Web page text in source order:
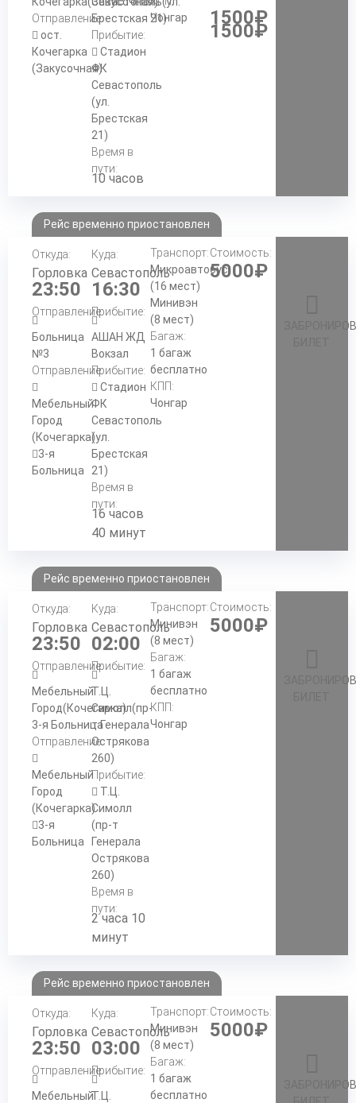
Отправление:
ост.
Кочегарка
(Закусочная)
Брестская 21)
Прибытие:
Стадион
ФК
Севастополь
(ул.
Брестская
21)
Время в
пути:
10 часов
Чонгар
1500₽
1500₽
Рейс временно приостановлен
Откуда:
Горловка
23:50
Отправление:
Больница
№3
Отправление:
Мебельный
Город
(Кочегарка)
3-я
Больница
Куда:
Севастополь
16:30
Прибытие:
АШАН ЖД
Вокзал
Прибытие:
Стадион
ФК
Севастополь
(ул.
Брестская
21)
Время в
пути:
16 часов
40 минут
Транспорт:
Микроавтобус
(16 мест)
Минивэн
(8 мест)
Багаж:
1 багаж
бесплатно
КПП:
Чонгар
Стоимость:
5000₽
Рейс временно приостановлен
Откуда:
Горловка
23:50
Отправление:
Мебельный
Город(Кочегарка)
3-я Больница
Отправление:
Мебельный
Город
(Кочегарка)
3-я
Больница
Куда:
Севастополь
02:00
Прибытие:
Т.Ц.
Симолл(пр-
т Генерала
Острякова
260)
Прибытие:
Т.Ц.
Симолл
(пр-т
Генерала
Острякова
260)
Время в
пути:
2 часа 10
минут
Транспорт:
Минивэн
(8 мест)
Багаж:
1 багаж
бесплатно
КПП:
Чонгар
Стоимость:
5000₽
Рейс временно приостановлен
Откуда:
Горловка
23:50
Отправление:
Мебельный
Куда:
Севастополь
03:00
Прибытие:
Т.Ц.
Транспорт:
Минивэн
(8 мест)
Багаж:
1 багаж
бесплатно
Стоимость:
5000₽